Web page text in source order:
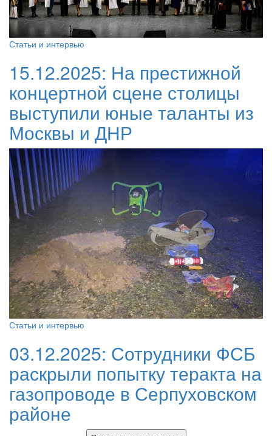
Статьи и интервью
15.12.2025: На престижной
концертной сцене столицы
выступили юные таланты из
Москвы и ДНР
Статьи и интервью
03.12.2025: Сотрудники ФСБ
раскрыли попытку теракта на
газопроводе в Серпуховском
районе